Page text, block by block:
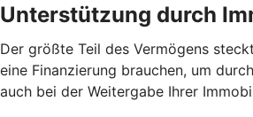
Unterstützung durch
Der größte Teil des Vermögens
eine Finanzierung brauchen, um
auch bei der Weitergabe Ihrer